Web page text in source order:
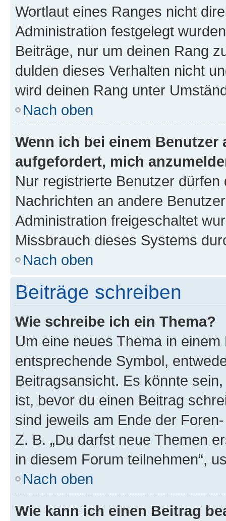
Wortlaut eines Ranges nicht
Administration festgelegt
Beiträge, nur um deinen Rang
dulden dieses Verhalten nicht
wird deinen Rang unter
Nach oben
Wenn ich bei einem
aufgefordert, mich
Nur registrierte Benutzer
Nachrichten an andere
Administration freigeschaltet
Missbrauch dieses Systems
Nach oben
Beiträge schreiben
Wie schreibe ich ein Thema?
Um eine neues Thema in
entsprechende Symbol,
Beitragsansicht. Es könnte
ist, bevor du einen Beitrag
sind jeweils am Ende der
Z. B. „Du darfst neue Themen
in diesem Forum teilnehmen“,
Nach oben
Wie kann ich einen Beitrag